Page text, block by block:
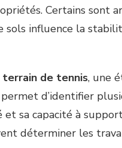
Certains sont
sols influence la
de tennis, une
d’identifier
sa capacité à
déterminer les